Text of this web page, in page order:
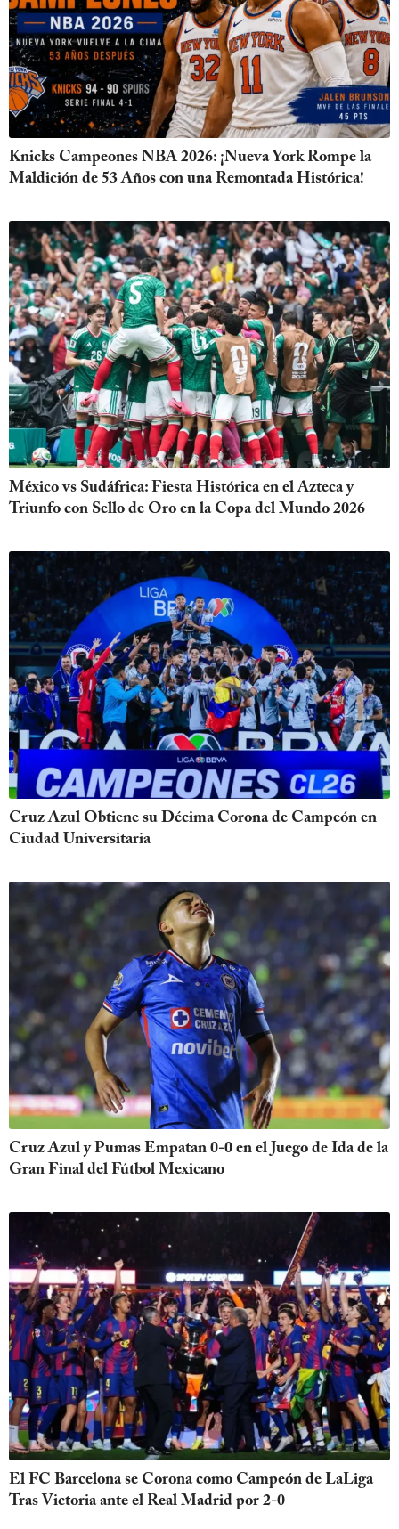
Knicks Campeones NBA 2026: ¡Nueva York Rompe la
Maldición de 53 Años con una Remontada Histórica!
México vs Sudáfrica: Fiesta Histórica en el Azteca y
Triunfo con Sello de Oro en la Copa del Mundo 2026
Cruz Azul Obtiene su Décima Corona de Campeón en
Ciudad Universitaria
Cruz Azul y Pumas Empatan 0-0 en el Juego de Ida de la
Gran Final del Fútbol Mexicano
El FC Barcelona se Corona como Campeón de LaLiga
Tras Victoria ante el Real Madrid por 2-0